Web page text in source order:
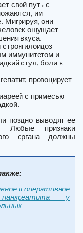
свой путь с
им
Мигрируя, они
ощущает
вкуса.
иммунитетом и
стул, боли в
провоцирует
с примесью
поздно выводят ее
Любые признаки
органа должны
и оперативное
у